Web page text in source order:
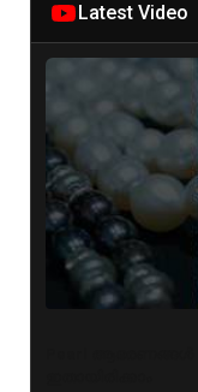
Latest Video